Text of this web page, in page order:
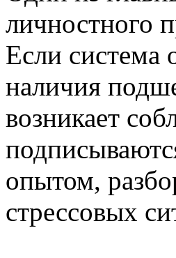
личностного
Если система
наличия
возникает
опытом,
стрессовых